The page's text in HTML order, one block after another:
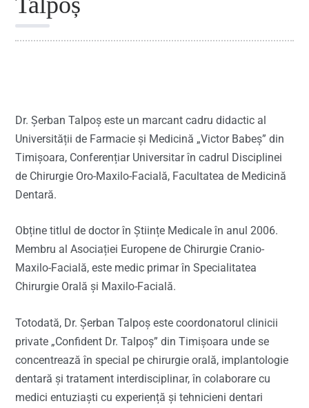
Dr. Șerban Talpoș este un marcant cadru didactic al
Universității de Farmacie și Medicină „Victor Babeș” din
Timișoara, Conferențiar Universitar în cadrul Disciplinei
de Chirurgie Oro-Maxilo-Facială, Facultatea de Medicină
Dentară.
Obține titlul de doctor în Științe Medicale în anul 2006.
Membru al Asociației Europene de Chirurgie Cranio-
Maxilo-Facială, este medic primar în Specialitatea
Chirurgie Orală și Maxilo-Facială.
Totodată, Dr. Șerban Talpoș este coordonatorul clinicii
private „Confident Dr. Talpoș” din Timișoara unde se
concentrează în special pe chirurgie orală, implantologie
dentară și tratament interdisciplinar, în colaborare cu
medici entuziaști cu experiență și tehnicieni dentari